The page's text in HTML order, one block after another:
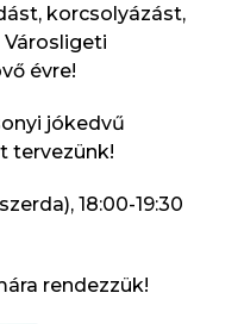
korcsolyázást,
évre!
jókedvű
tervezünk!
18:00-19:30
rendezzük!